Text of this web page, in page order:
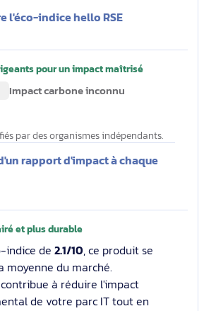
l'éco-indice hello RSE
pour un impact maîtrisé
Impact carbone inconnu
par des organismes indépendants.
rapport d'impact à chaque
et plus durable
indice de 2.1/10, ce produit se
moyenne du marché.
à réduire l'impact
de votre parc IT tout en